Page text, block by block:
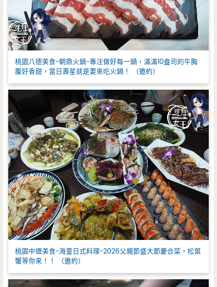
桃園八德美食-朝鼎火鍋-專注做好每一鍋，滿滿10盎司的牛胸
腹好香甜，當日壽星就是要來吃火鍋！ （邀約）
桃園中壢美食-海童日式料理-2026父親節盛大節慶合菜，松葉
蟹等你來！！ （邀約）